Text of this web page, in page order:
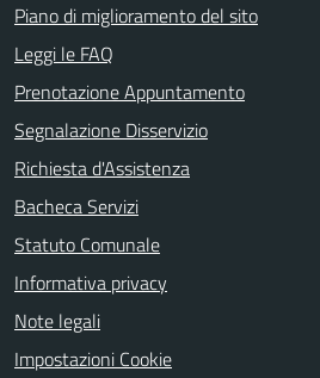
Piano di miglioramento del sito
Leggi le FAQ
Prenotazione Appuntamento
Segnalazione Disservizio
Richiesta d'Assistenza
Bacheca Servizi
Statuto Comunale
Informativa privacy
Note legali
Impostazioni Cookie